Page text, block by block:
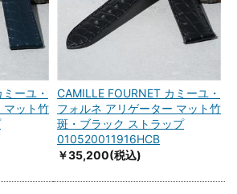
ーユ・
マット竹
CAMILLE FOURNET カミーユ・
フォルネ アリゲーター マット竹
斑・ブラック ストラップ
010520011916HCB
￥35,200(税込)